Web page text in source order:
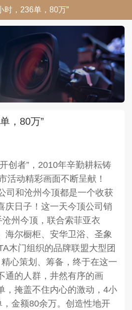
时，236单，80万”
，80万”
者”，2010年辛勤耕耘铸
活动精彩画面不断呈献！
和沧州今顶都是一个收获
庆日子！这一天今顶公司销
沧州今顶，联合索菲亚衣
海尔橱柜、安华卫浴、圣象
木门组织的品牌联盟大型团
心策划、筹备，终于在这一
通的人群，井然有序的画
，掩盖不住内心的激动，4小
金额80余万。创造性地开